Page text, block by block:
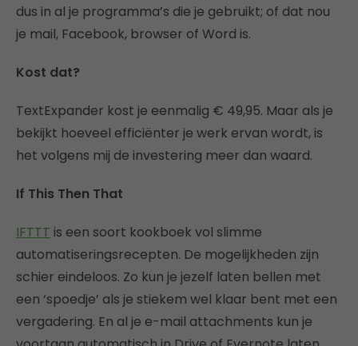
dus in al je programma’s die je gebruikt; of dat nou
je mail, Facebook, browser of Word is.
Kost dat?
TextExpander kost je eenmalig € 49,95. Maar als je
bekijkt hoeveel efficiënter je werk ervan wordt, is
het volgens mij de investering meer dan waard.
If This Then That
IFTTT is een soort kookboek vol slimme
automatiseringsrecepten. De mogelijkheden zijn
schier eindeloos. Zo kun je jezelf laten bellen met
een ‘spoedje’ als je stiekem wel klaar bent met een
vergadering. En al je e-mail attachments kun je